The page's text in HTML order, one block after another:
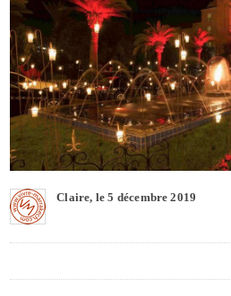
Claire, le 5 décembre 2019